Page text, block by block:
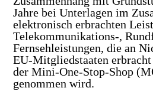
Jahre bei Unterlagen im
elektronisch erbrachten
Telekommunikations-,
Fernsehleistungen, die an
EU-Mitgliedstaaten
der Mini-One-Stop-Shop
genommen wird.